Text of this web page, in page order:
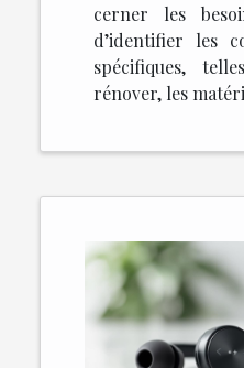
cerner les
d’identifier les
spécifiques,
rénover, les